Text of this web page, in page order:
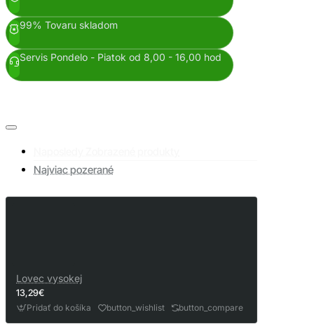
99% Tovaru skladom
Servis Pondelo - Piatok od 8,00 - 16,00 hod
Najviac pozerané
Lovec vysokej
13,29€
Pridať do košíka button_wishlist button_compare